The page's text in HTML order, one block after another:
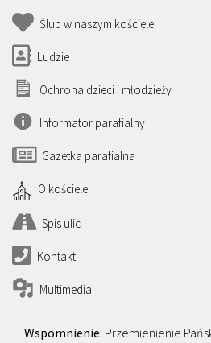
Ślub w naszym kościele
Ludzie
Ochrona dzieci i młodzieży
Informator parafialny
Gazetka parafialna
O kościele
Spis ulic
Kontakt
Multimedia
Przemienienie